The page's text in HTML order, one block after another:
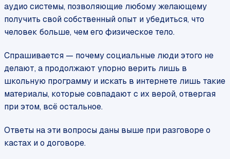
аудио системы, позволяющие любому желающему
получить свой собственный опыт и убедиться, что
человек больше, чем его физическое тело.
Спрашивается — почему социальные люди этого не
делают, а продолжают упорно верить лишь в
школьную программу и искать в интернете лишь такие
материалы, которые совпадают с их верой, отвергая
при этом, всё остальное.
Ответы на эти вопросы даны выше при разговоре о
кастах и о договоре.